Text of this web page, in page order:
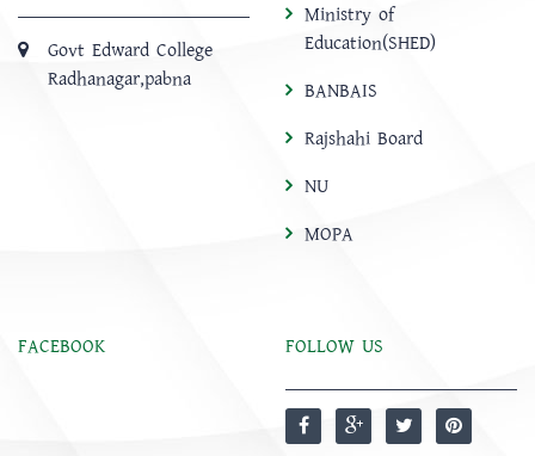
Govt Edward College
Radhanagar,pabna
Ministry of
Education(SHED)
BANBAIS
Rajshahi Board
NU
MOPA
FACEBOOK FOLLOW US